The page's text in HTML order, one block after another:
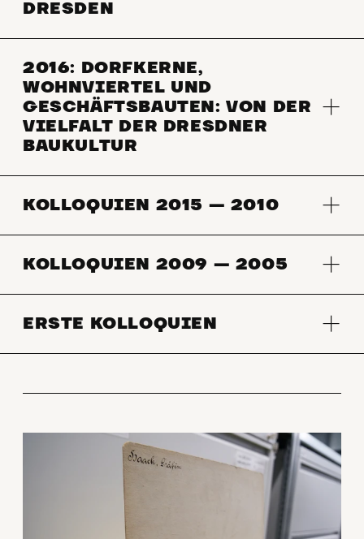
DRESDEN
2016: DORFKERNE,
WOHNVIERTEL UND
GESCHÄFTSBAUTEN: VON DER
VIELFALT DER DRESDNER
BAUKULTUR
KOLLOQUIEN 2015 — 2010
KOLLOQUIEN 2009 — 2005
ERSTE KOLLOQUIEN